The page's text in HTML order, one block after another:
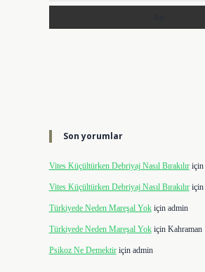
Son yorumlar
Vites Küçültürken Debriyaj Nasıl Bırakılıriçin
Vites Küçültürken Debriyaj Nasıl Bırakılıriçin
Türkiyede Neden Mareşal Yokiçin admin
Türkiyede Neden Mareşal Yokiçin Kahraman
Psikoz Ne Demektiriçin admin